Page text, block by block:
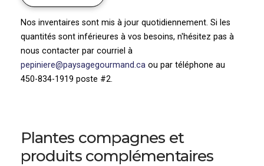
Nos inventaires sont mis à jour quotidiennement. Si les
quantités sont inférieures à vos besoins, n'hésitez pas à
nous contacter par courriel à
pepiniere@paysagegourmand.caou par téléphone au
450-834-1919 poste #2.
Plantes compagnes et
produits complémentaires